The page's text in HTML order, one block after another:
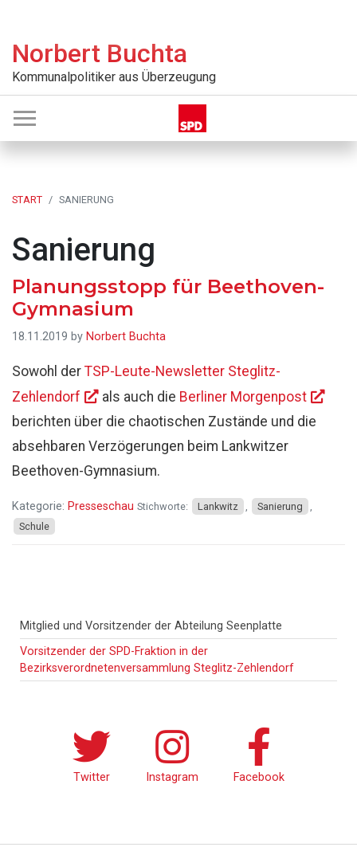
springen
main
content
springen
springen
Norbert Buchta
Kommunalpolitiker aus Überzeugung
START SANIERUNG
Sanierung
Planungsstopp für Beethoven-
Gymnasium
18.11.2019 by Norbert Buchta
Sowohl der TSP-Leute-Newsletter Steglitz-
Zehlendorf
als auch die Berliner Morgenpost
berichten über die chaotischen Zustände und die
absehbaren Verzögerungen beim Lankwitzer
Beethoven-Gymnasium.
Kategorie: Presseschau Stichworte: Lankwitz , Sanierung
,
Schule
Sidebar
Mitglied und Vorsitzender der Abteilung Seenplatte
Vorsitzender der SPD-Fraktion in der
Bezirksverordnetenversammlung Steglitz-Zehlendorf
Twitter Instagram Facebook